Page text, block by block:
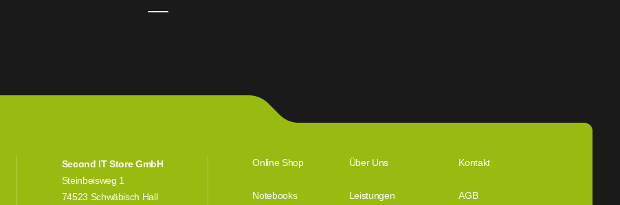
Second IT Store GmbH
Steinbeisweg 1
74523 Schwäbisch Hall
Online Shop Über Uns Kontakt
Notebooks Leistungen AGB